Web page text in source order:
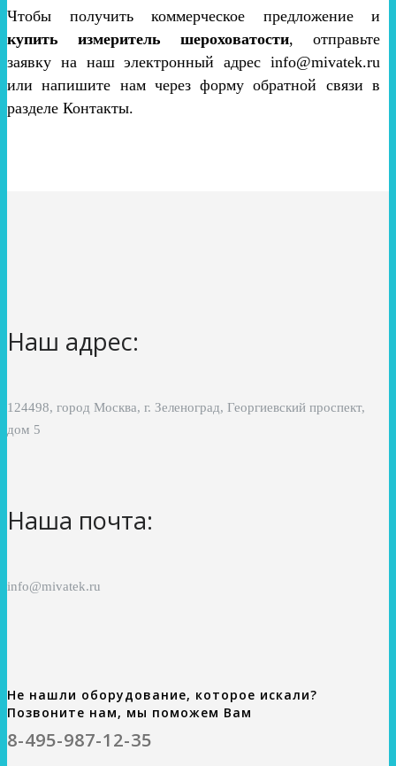
Чтобы получить коммерческое предложение и
купить измеритель шероховатости, отправьте
заявку на наш электронный адрес info@mivatek.ru
или напишите нам через форму обратной связи в
разделе Контакты.
Наш адрес:
124498, город Москва, г. Зеленоград, Георгиевский проспект,
дом 5
Наша почта:
info@mivatek.ru
Не нашли оборудование, которое искали?
Позвоните нам, мы поможем Вам
8-495-987-12-35